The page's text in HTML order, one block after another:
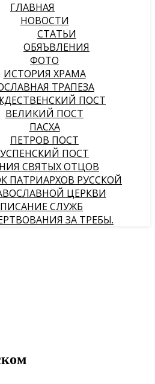
ГЛАВНАЯ
НОВОСТИ
СТАТЬИ
ОБЯЪВЛЕНИЯ
ФОТО
ИСТОРИЯ ХРАМА
ТРАПЕЗА
ПОСТ
ВЕЛИКИЙ ПОСТ
ПАСХА
ПЕТРОВ ПОСТ
УСПЕНСКИЙ ПОСТ
СВЯТЫХ ОТЦОВ
ПАТРИАРХОВ РУССКОЙ
ЦЕРКВИ
СЛУЖБ
ЗА ТРЕБЫ.